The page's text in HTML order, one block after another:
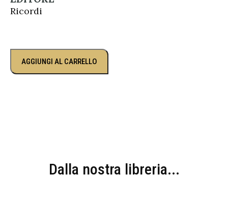
Ricordi
AGGIUNGI AL CARRELLO
Dalla nostra libreria...